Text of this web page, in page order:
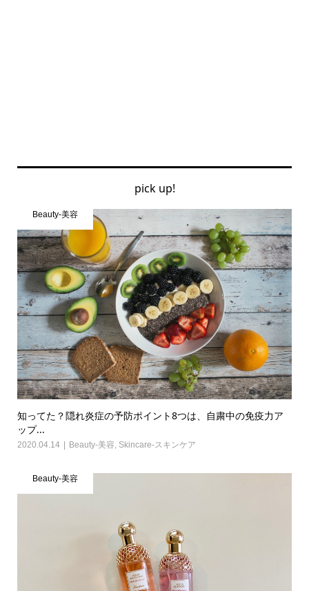
pick up!
Beauty-美容
知ってた？隠れ炎症の予防ポイント8つは、自粛中の免疫力ア
ップ...
2020.04.14 Beauty-美容, Skincare-スキンケア
Beauty-美容